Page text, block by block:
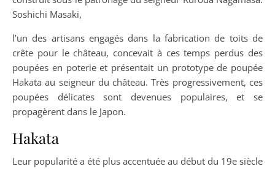
Soshichi Masaki,
l’un des artisans engagés dans la fabrication de toits de
crête pour le château, concevait à ces temps perdus des
poupées en poterie et présentait un prototype de poupée
Hakata au seigneur du château. Très progressivement, ces
poupées délicates sont devenues populaires, et se
propagèrent dans le Japon.
Hakata
Leur popularité a été plus accentuée au début du 19e siècle